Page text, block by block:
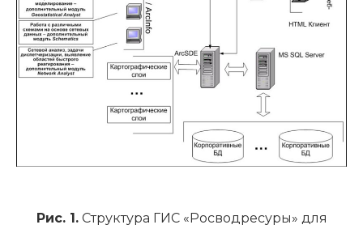
Рис. 1.Структура ГИС «Росводресуры» для